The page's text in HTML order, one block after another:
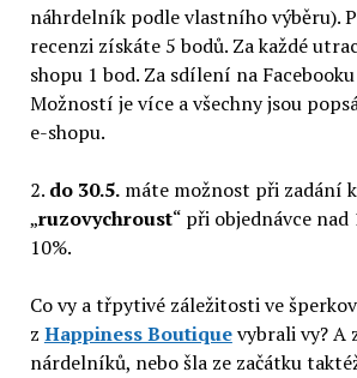
náhrdelník podle vlastního výběru).
recenzi získáte 5 bodů. Za každé
shopu 1 bod. Za sdílení na
Možností je více a všechny jsou
e-shopu.
2. do 30.5.máte možnost při zadání
„ruzovychroust“ při objednávce
10%.
Co vy a třpytivé záležitosti ve
z Happiness Boutiquevybrali vy? A
nárdelníků, nebo šla ze začátku